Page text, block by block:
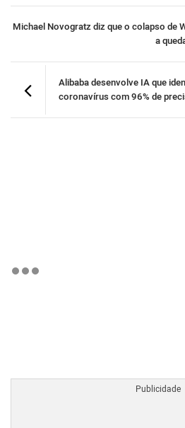
Michael Novogratz diz que o colapso de
a
Alibaba desenvolve IA que
coronavírus com 96% de